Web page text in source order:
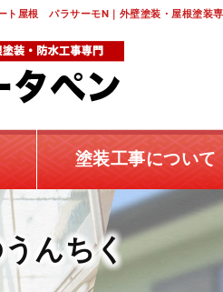
屋根 パラサーモN｜外壁塗装・屋根塗装
塗装工事について
んちく